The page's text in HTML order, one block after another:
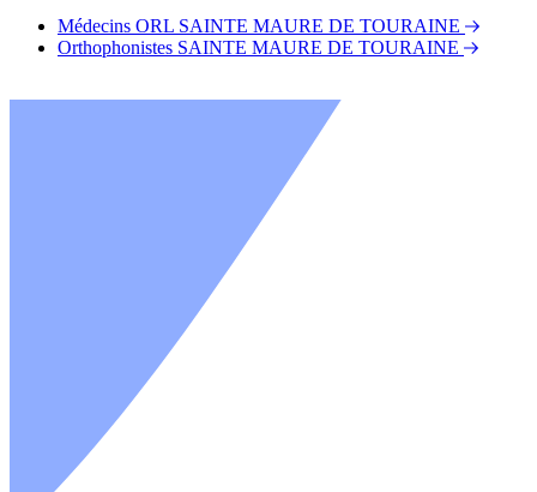
Médecins ORL SAINTE MAURE DE TOURAINE
Orthophonistes SAINTE MAURE DE TOURAINE